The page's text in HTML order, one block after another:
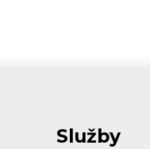
Služby